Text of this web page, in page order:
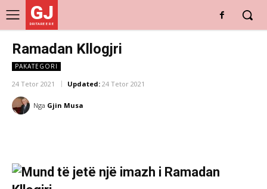
GJ
DRITARE E RE
Ramadan Kllogjri
PAKATEGORI
24 Tetor 2021 Updated: 24 Tetor 2021
Nga Gjin Musa